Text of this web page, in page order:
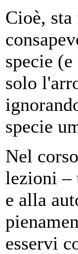
Cioè,
specie
solo
specie
Nel
lezioni –
e alla
esservi